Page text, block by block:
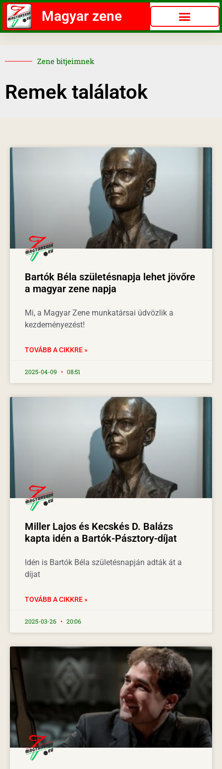
Magyar zene
Zene bitjeimnek
Remek találatok
Bartók Béla születésnapja lehet jövőre
a magyar zene napja
Mi, a Magyar Zene munkatársai üdvözlik a
kezdeményezést!
TOVÁBB A CIKKRE »
2025-04-09 08:51
Miller Lajos és Kecskés D. Balázs
kapta idén a Bartók-Pásztory-díjat
Idén is Bartók Béla születésnapján adták át a
díjat
TOVÁBB A CIKKRE »
2025-03-26 20:06